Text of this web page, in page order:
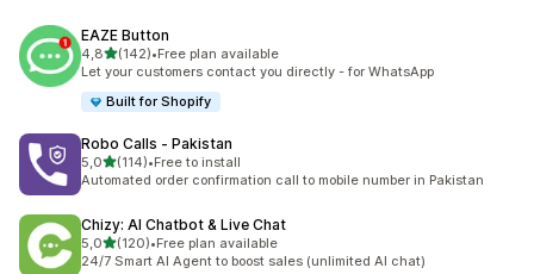
EAZE Button
4,8de 5 estrelas
(142)
142 total de avaliações
•Free plan available
Let your customers contact you directly - for WhatsApp
Built for Shopify
Robo Calls ‑ Pakistan
5,0de 5 estrelas
(114)
114 total de avaliações
•Free to install
Automated order confirmation call to mobile number in Pakistan
Chizy: AI Chatbot & Live Chat
5,0de 5 estrelas
(120)
120 total de avaliações
•Free plan available
24/7 Smart AI Agent to boost sales (unlimited AI chat)